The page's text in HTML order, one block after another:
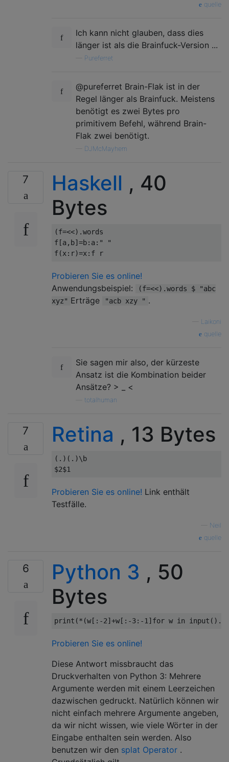
quelle
Ich kann nicht glauben, dass dies
länger ist als die Brainfuck-Version ...
Pureferret
@pureferret Brain-Flak ist in der
Regel länger als Brainfuck. Meistens
benötigt es zwei Bytes pro
primitivem Befehl, während Brain-
Flak zwei benötigt.
DJMcMayhem
7 Haskell , 40
Bytes
(f=<<).words
f [a, b]=b: a: " "
f(x: r)=x: f r
Probieren Sie es online!
Anwendungsbeispiel:
(f=<<).words $ "abc
xyz" Erträge "acb xzy " .
Laikoni
quelle
Sie sagen mir also, der kürzeste
Ansatz ist die Kombination beider
Ansätze? > _ <
totalhuman
7 Retina , 13 Bytes
(.)(.)\b
Probieren Sie es online! Link enthält
Testfälle.
Neil
quelle
6 Python 3 , 50
Bytes
print (*(w[:-2]+w[:-3:-1 ] for w in input ().
Probieren Sie es online!
Diese Antwort missbraucht das
Druckverhalten von Python 3: Mehrere
Argumente werden mit einem Leerzeichen
dazwischen gedruckt. Natürlich können wir
nicht einfach mehrere Argumente angeben,
da wir nicht wissen, wie viele Wörter in der
Eingabe enthalten sein werden. Also
benutzen wir den splat Operator .